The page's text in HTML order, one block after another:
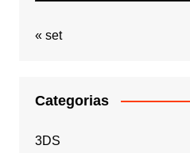
« set
Categorias
3DS